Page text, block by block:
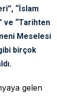
“İslam
ve “Tarihten
Meselesi
birçok
gelen